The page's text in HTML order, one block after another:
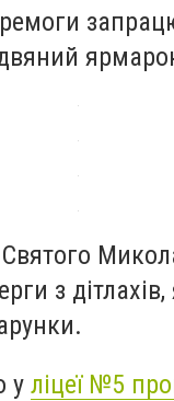
з дітлахів,
у ліцеї №5